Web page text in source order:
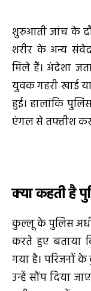
शुरुआती जांच के
शरीर के अन्य
मिले हैं। अंदेशा
युवक गहरी खाई
हुई। हालांकि
एंगल से तफ्तीश कर
क्या कहती है
कुल्लू के पुलिस
करते हुए बताया
गया है। परिजनों
उन्हें सौंप दिया